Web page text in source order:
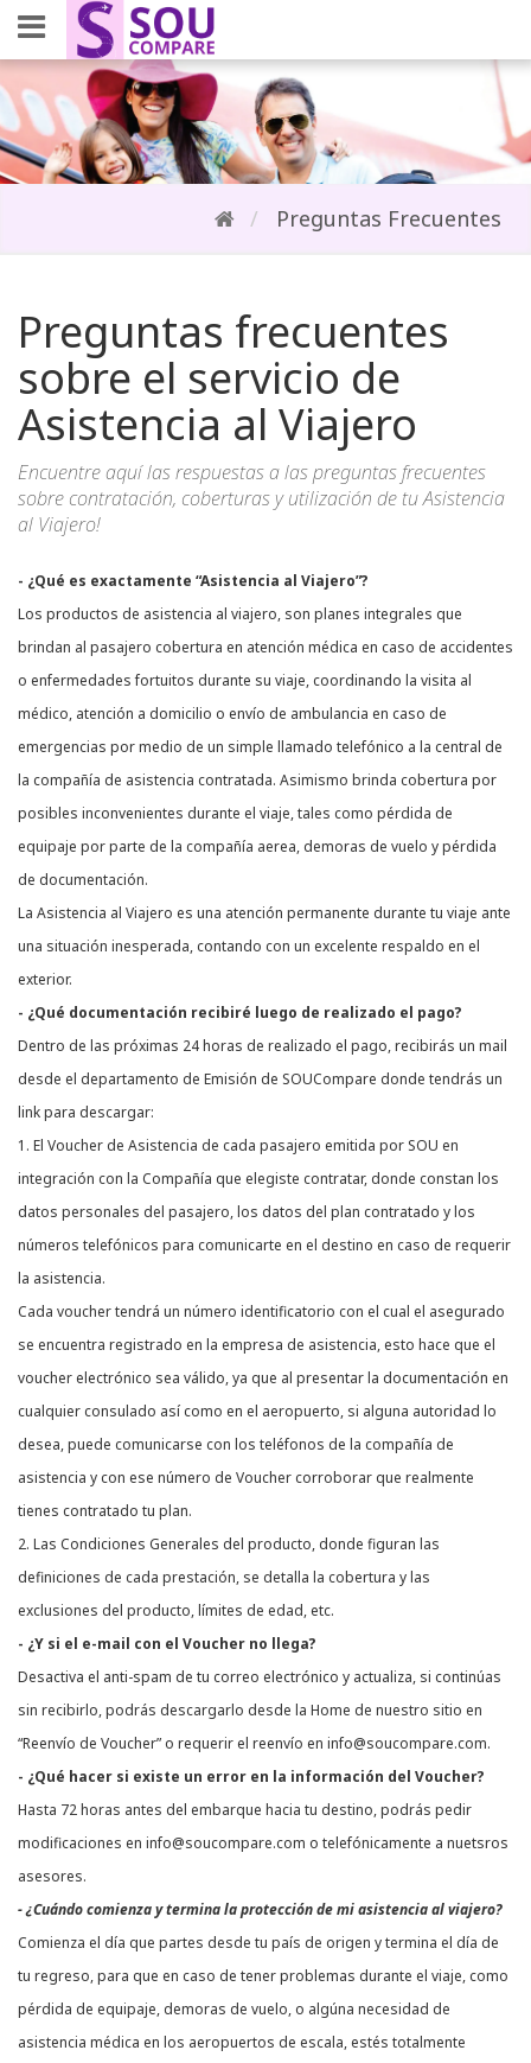
Preguntas Frecuentes
Preguntas frecuentes
sobre el servicio de
Asistencia al Viajero
Encuentre aquí las respuestas a las preguntas frecuentes
sobre contratación, coberturas y utilización de tu Asistencia
al Viajero!
- ¿Qué es exactamente “Asistencia al Viajero”?
Los productos de asistencia al viajero, son planes integrales que
brindan al pasajero cobertura en atención médica en caso de accidentes
o enfermedades fortuitos durante su viaje, coordinando la visita al
médico, atención a domicilio o envío de ambulancia en caso de
emergencias por medio de un simple llamado telefónico a la central de
la compañía de asistencia contratada. Asimismo brinda cobertura por
posibles inconvenientes durante el viaje, tales como pérdida de
equipaje por parte de la compañía aerea, demoras de vuelo y pérdida
de documentación.
La Asistencia al Viajero es una atención permanente durante tu viaje ante
una situación inesperada, contando con un excelente respaldo en el
exterior.
- ¿Qué documentación recibiré luego de realizado el pago?
Dentro de las próximas 24 horas de realizado el pago, recibirás un mail
desde el departamento de Emisión de SOUCompare donde tendrás un
link para descargar:
1. El Voucher de Asistencia de cada pasajero emitida por SOU en
integración con la Compañía que elegiste contratar, donde constan los
datos personales del pasajero, los datos del plan contratado y los
números telefónicos para comunicarte en el destino en caso de requerir
la asistencia.
Cada voucher tendrá un número identificatorio con el cual el asegurado
se encuentra registrado en la empresa de asistencia, esto hace que el
voucher electrónico sea válido, ya que al presentar la documentación en
cualquier consulado así como en el aeropuerto, si alguna autoridad lo
desea, puede comunicarse con los teléfonos de la compañía de
asistencia y con ese número de Voucher corroborar que realmente
tienes contratado tu plan.
2. Las Condiciones Generales del producto, donde figuran las
definiciones de cada prestación, se detalla la cobertura y las
exclusiones del producto, límites de edad, etc.
- ¿Y si el e-mail con el Voucher no llega?
Desactiva el anti-spam de tu correo electrónico y actualiza, si continúas
sin recibirlo, podrás descargarlo desde la Home de nuestro sitio en
“Reenvío de Voucher” o requerir el reenvío en info@soucompare.com.
- ¿Qué hacer si existe un error en la información del Voucher?
Hasta 72 horas antes del embarque hacia tu destino, podrás pedir
modificaciones en info@soucompare.com o telefónicamente a nuetsros
asesores.
- ¿Cuándo comienza y termina la protección de mi asistencia al viajero?
Comienza el día que partes desde tu país de origen y termina el día de
tu regreso, para que en caso de tener problemas durante el viaje, como
pérdida de equipaje, demoras de vuelo, o algúna necesidad de
asistencia médica en los aeropuertos de escala, estés totalmente